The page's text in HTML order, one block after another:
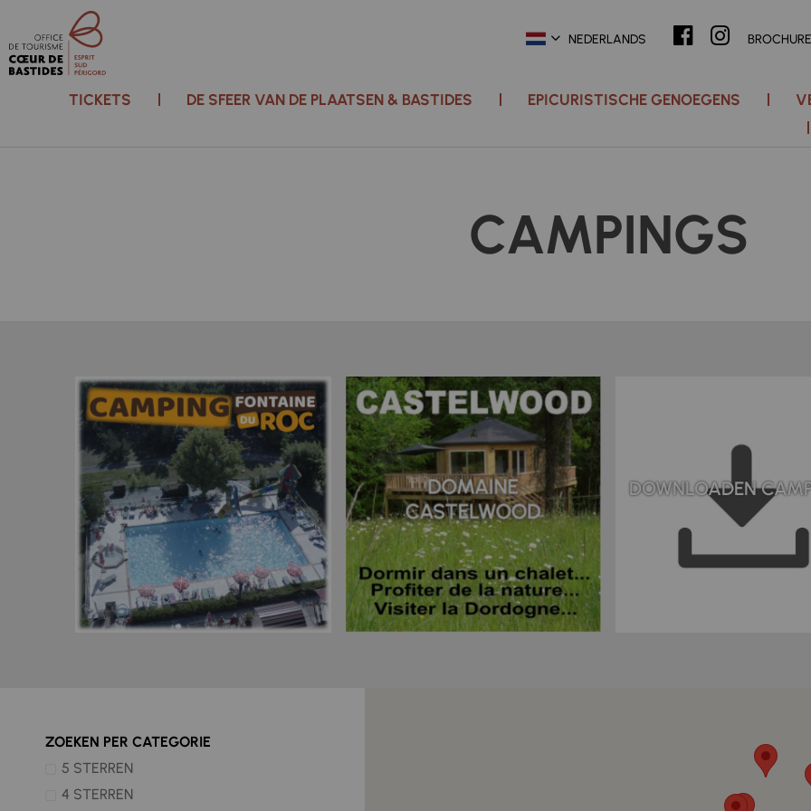
NEDERLANDS
TICKETS DE SFEER VAN DE PLAATSEN & BASTIDES EPICURISTISCHE GENOEGENS
CAMPINGS
DOWNLOADEN
ZOEKEN PER CATEGORIE
5 STERREN
4 STERREN